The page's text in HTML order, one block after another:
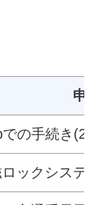
申
の手続き
ロックシステ